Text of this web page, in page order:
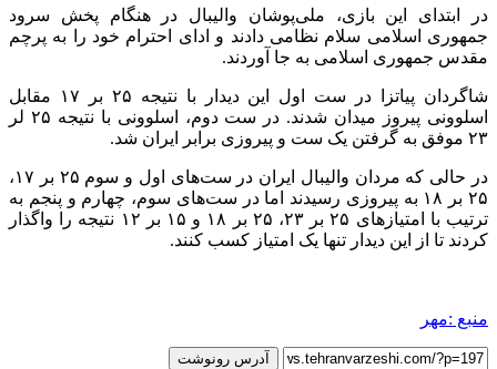
در ابتدای این بازی، ملی‌پوشان والیبال در هنگام پخش سرود
جمهوری اسلامی سلام نظامی دادند و ادای احترام خود را به پرچم
مقدس جمهوری اسلامی به جا آوردند.
شاگردان پیاتزا در ست اول این دیدار با نتیجه ۲۵ بر ۱۷ مقابل
اسلوونی پیروز میدان شدند. در ست دوم، اسلوونی با نتیجه ۲۵ لر
۲۳ موفق به گرفتن یک ست و پیروزی برابر ایران شد.
در حالی که مردان والیبال ایران در ست‌های اول و سوم ۲۵ بر ۱۷،
۲۵ بر ۱۸ به پیروزی رسیدند اما در ست‌های سوم، چهارم و پنجم به
ترتیب با امتیازهای ۲۵ بر ۲۳، ۲۵ بر ۱۸ و ۱۵ بر ۱۲ نتیجه را واگذار
کردند تا از این دیدار تنها یک امتیاز کسب کنند.
منبع :مهر
آدرس رونوشت